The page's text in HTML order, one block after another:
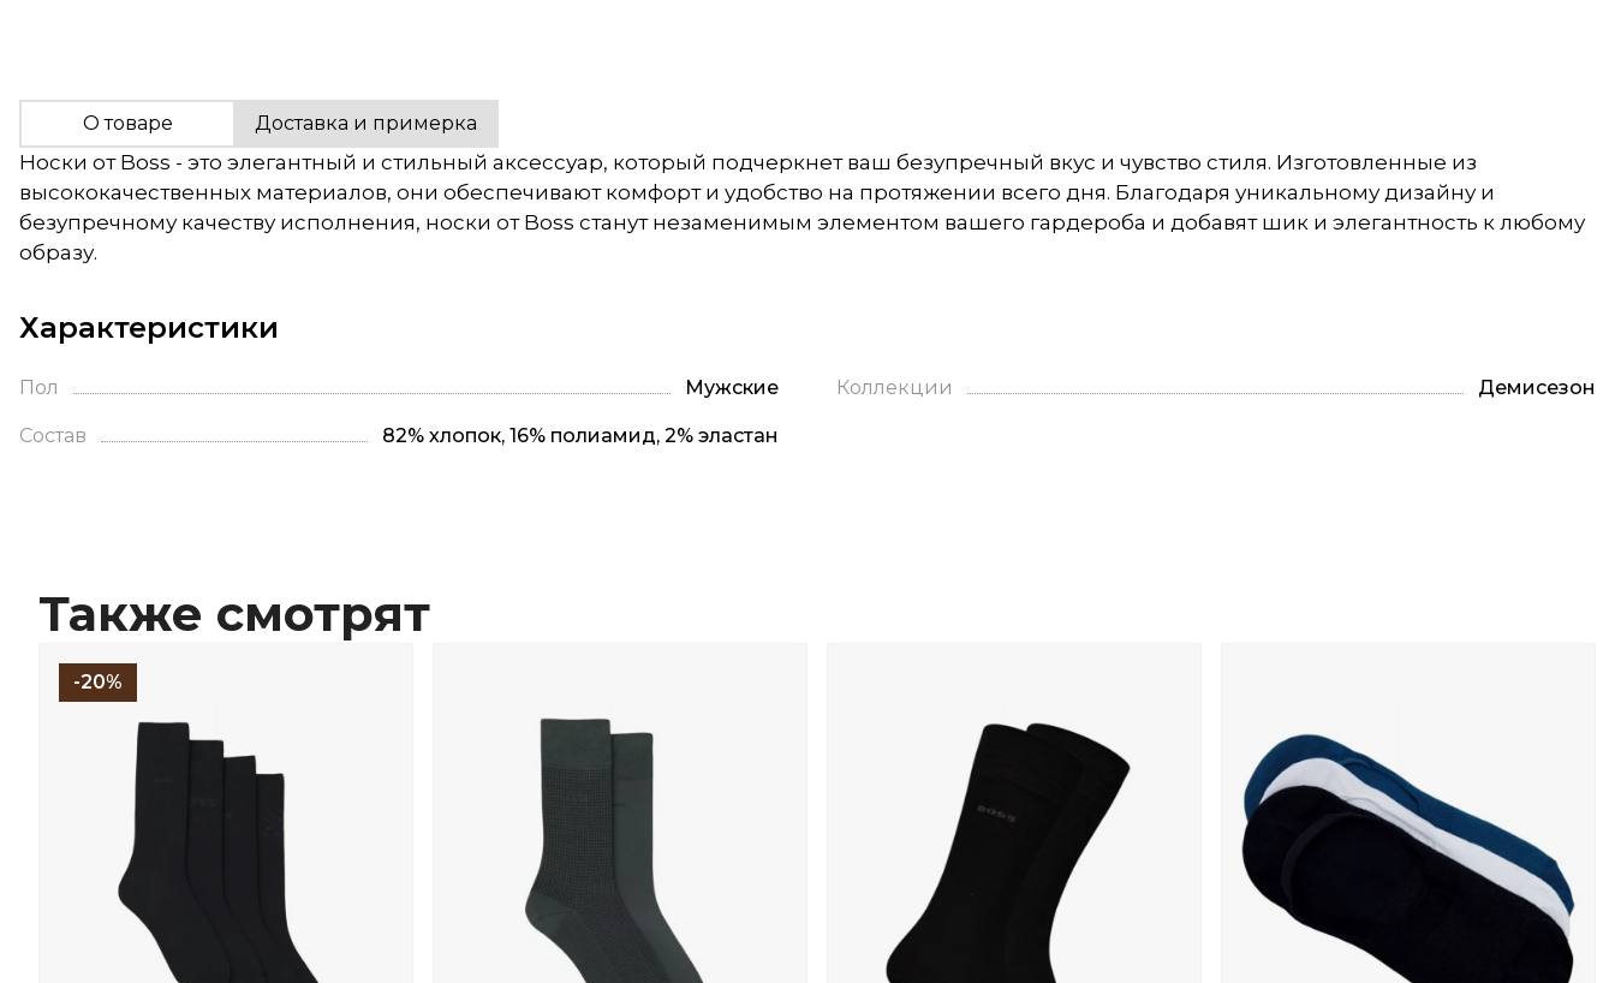
О товаре Доставка и примерка
Носки от Boss - это элегантный и стильный аксессуар, который подчеркнет ваш безупречный вкус и чувство стиля. Изготовленные из
высококачественных материалов, они обеспечивают комфорт и удобство на протяжении всего дня. Благодаря уникальному дизайну и
безупречному качеству исполнения, носки от Boss станут незаменимым элементом вашего гардероба и добавят шик и элегантность к любому
образу.
Характеристики
Пол Мужские Коллекции Демисезон
Состав 82% хлопок, 16% полиамид, 2% эластан
Также смотрят
-20%